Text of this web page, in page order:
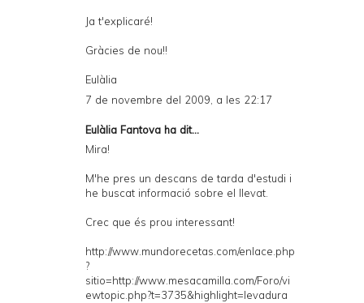
Ja t'explicaré!
Gràcies de nou!!
Eulàlia
7 de novembre del 2009, a les 22:17
Eulàlia Fantova ha dit...
Mira!
M'he pres un descans de tarda d'estudi i
he buscat informació sobre el llevat.
Crec que és prou interessant!
http://www.mundorecetas.com/enlace.php
?
sitio=http://www.mesacamilla.com/Foro/vi
ewtopic.php?t=3735&highlight=levadura